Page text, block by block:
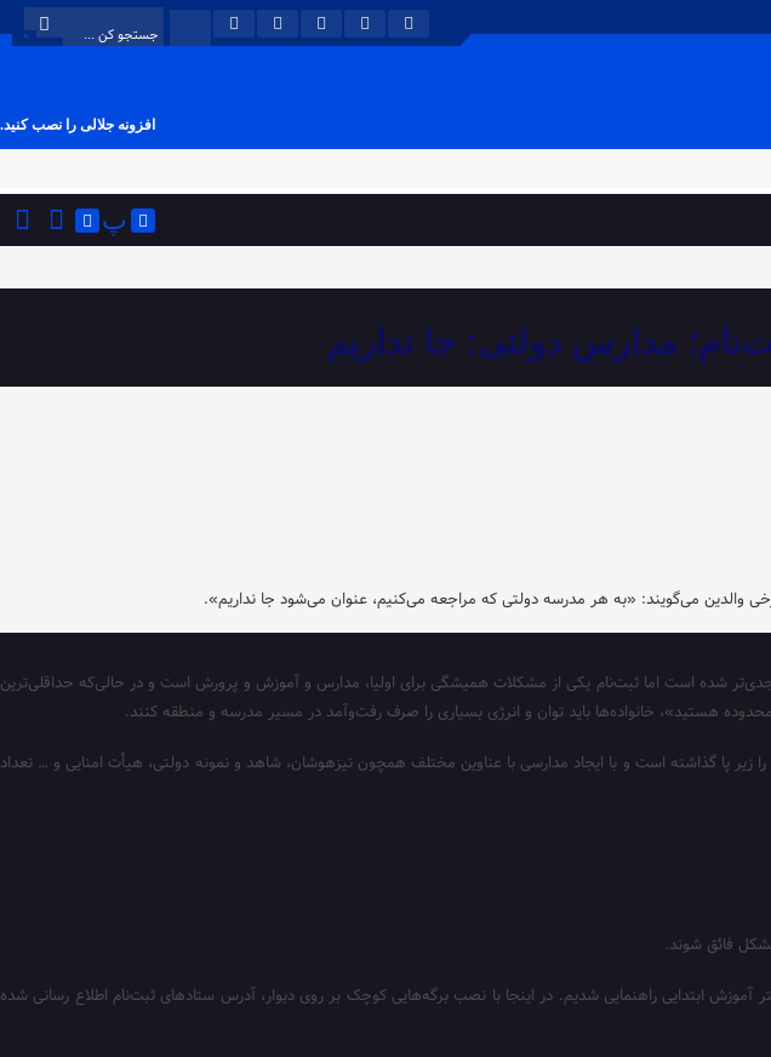
افزونه جلالی را نصب کنید.
پ
مدارس دولتی: جا نداریم
والدین می‌گویند: «به هر مدرسه‌ دولتی که مراجعه می‌کنیم، عنوان می‌شود جا نداریم».
شده است اما ثبت‌نام یکی از مشکلات همیشگی برای اولیا، مدارس و آموزش و پرورش است و در حالی‌که حداقلی‌ترین
هستید»، خانواده‌ها باید توان و انرژی بسیاری را صرف رفت‌وآمد در مسیر مدرسه و منطقه کنند.
پا گذاشته است و با ایجاد مدارسی با عناوین مختلف همچون تیزهوشان، شاهد و نمونه دولتی، هیأت امنایی و … تعداد
فائق شوند.
به دفتر آموزش ابتدایی راهنمایی شدیم. در اینجا با نصب برگه‌هایی کوچک بر روی دیوار، آدرس ستادهای ثبت‌نام اطلاع رسانی شده